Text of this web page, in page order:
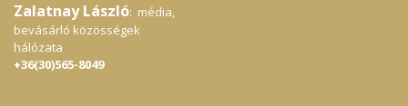
Zalatnay László: média,
bevásárló közösségek
hálózata
+36(30)565-8049